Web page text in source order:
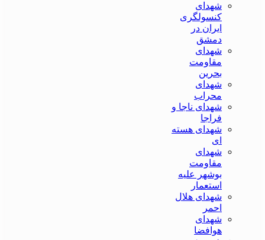
شهدای
کنسولگری
ایران در
دمشق
شهدای
مقاومت
بحرین
شهدای
محراب
شهدای ناجا و
فراجا
شهدای هسته
ای
شهدای
مقاومت
بوشهر علیه
استعمار
شهدای هلال
احمر
شهدای
هوافضا